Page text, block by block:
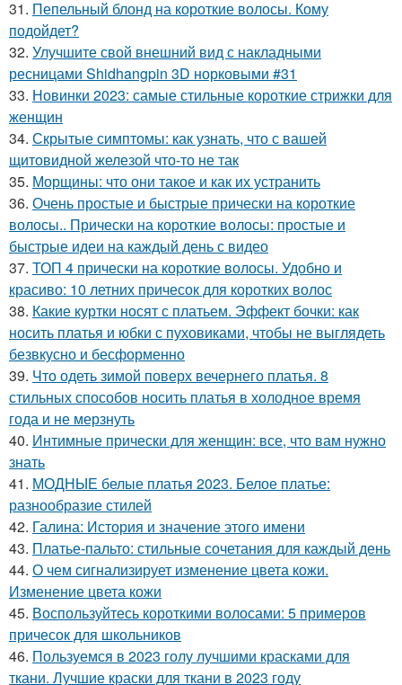
31. Пепельный блонд на короткие волосы. Кому
подойдет?
32. Улучшите свой внешний вид с накладными
ресницами Shidhangpin 3D норковыми #31
33. Новинки 2023: самые стильные короткие стрижки для
женщин
34. Скрытые симптомы: как узнать, что с вашей
щитовидной железой что-то не так
35. Морщины: что они такое и как их устранить
36. Очень простые и быстрые прически на короткие
волосы.. Прически на короткие волосы: простые и
быстрые идеи на каждый день с видео
37. ТОП 4 прически на короткие волосы. Удобно и
красиво: 10 летних причесок для коротких волос
38. Какие куртки носят с платьем. Эффект бочки: как
носить платья и юбки с пуховиками, чтобы не выглядеть
безвкусно и бесформенно
39. Что одеть зимой поверх вечернего платья. 8
стильных способов носить платья в холодное время
года и не мерзнуть
40. Интимные прически для женщин: все, что вам нужно
знать
41. МОДНЫЕ белые платья 2023. Белое платье:
разнообразие стилей
42. Галина: История и значение этого имени
43. Платье-пальто: стильные сочетания для каждый день
44. О чем сигнализирует изменение цвета кожи.
Изменение цвета кожи
45. Воспользуйтесь короткими волосами: 5 примеров
причесок для школьников
46. Пользуемся в 2023 голу лучшими красками для
ткани. Лучшие краски для ткани в 2023 году